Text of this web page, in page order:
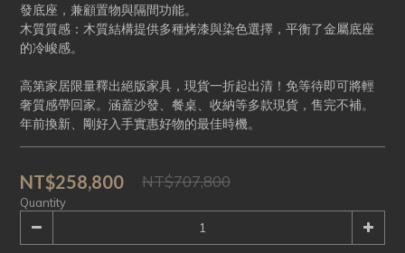
發底座，兼顧置物與隔間功能。
木質質感：木質結構提供多種烤漆與染色選擇，平衡了金屬底座
的冷峻感。
高第家居限量釋出絕版家具，現貨一折起出清！免等待即可將輕
奢質感帶回家。涵蓋沙發、餐桌、收納等多款現貨，售完不補。
年前換新、剛好入手實惠好物的最佳時機。
NT$258,800 NT$707,800
Quantity